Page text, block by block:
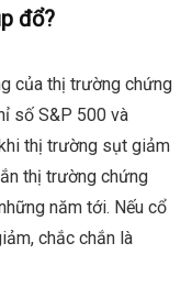
đổ?
của thị trường chứng
số S&P 500 và
thị trường sụt giảm
thị trường chứng
năm tới. Nếu cổ
chắc chắn là